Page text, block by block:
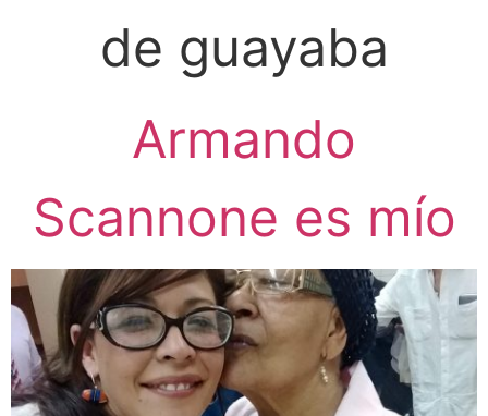
de guayaba
Armando
Scannone es mío